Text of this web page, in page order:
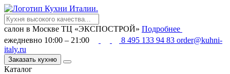
салон в Москве ТЦ «ЭКСПОСТРОЙ» Подробнее
ежедневно 10:00 – 21:00
8 495 133 94 83 order@kuhni-
italy.ru
Заказать кухню
Каталог